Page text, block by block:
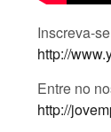
Inscreva-
http://
Entre no
http://